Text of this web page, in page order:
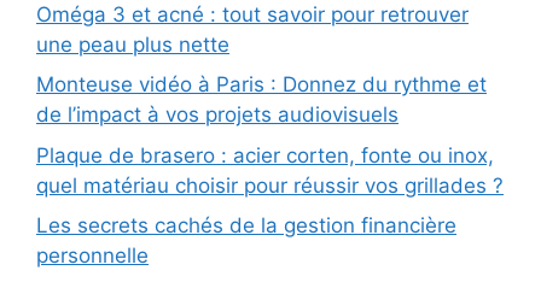
Oméga 3 et acné : tout savoir pour retrouver
une peau plus nette
Monteuse vidéo à Paris : Donnez du rythme et
de l’impact à vos projets audiovisuels
Plaque de brasero : acier corten, fonte ou inox,
quel matériau choisir pour réussir vos grillades ?
Les secrets cachés de la gestion financière
personnelle